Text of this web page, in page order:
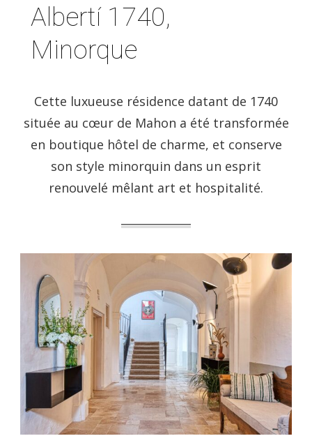
Albertí 1740,
Minorque
Cette luxueuse résidence datant de 1740
située au cœur de Mahon a été transformée
en boutique hôtel de charme, et conserve
son style minorquin dans un esprit
renouvelé mêlant art et hospitalité.